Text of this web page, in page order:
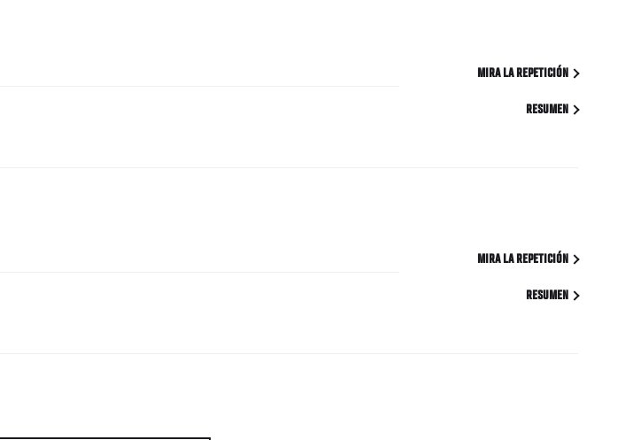
MIRA LA REPETICIÓN
RESUMEN
MIRA LA REPETICIÓN
RESUMEN